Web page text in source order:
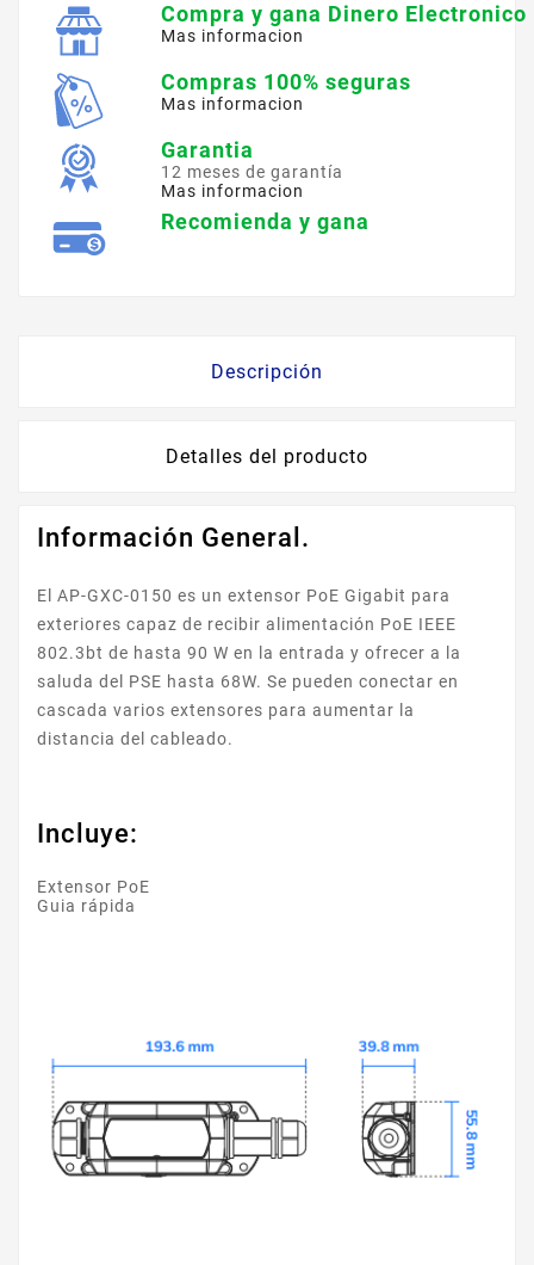
Compra y gana Dinero Electronico
Mas informacion
Compras 100% seguras
Mas informacion
Garantia
12 meses de garantía
Mas informacion
Recomienda y gana
Descripción
Detalles del producto
Información General.
El AP-GXC-0150 es un extensor PoE Gigabit para
exteriores capaz de recibir alimentación PoE IEEE
802.3bt de hasta 90 W en la entrada y ofrecer a la
saluda del PSE hasta 68W. Se pueden conectar en
cascada varios extensores para aumentar la
distancia del cableado.
Incluye:
Extensor PoE
Guia rápida